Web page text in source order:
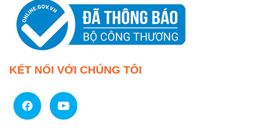
KẾT NỐI VỚI CHÚNG TÔI